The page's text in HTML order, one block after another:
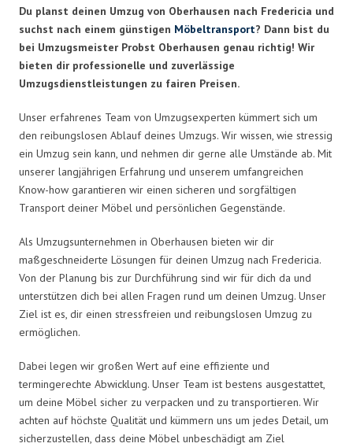
Du planst deinen Umzug von Oberhausen nach Fredericia und
suchst nach einem günstigen Möbeltransport? Dann bist du
bei Umzugsmeister Probst Oberhausen genau richtig! Wir
bieten dir professionelle und zuverlässige
Umzugsdienstleistungen zu fairen Preisen.
Unser erfahrenes Team von Umzugsexperten kümmert sich um
den reibungslosen Ablauf deines Umzugs. Wir wissen, wie stressig
ein Umzug sein kann, und nehmen dir gerne alle Umstände ab. Mit
unserer langjährigen Erfahrung und unserem umfangreichen
Know-how garantieren wir einen sicheren und sorgfältigen
Transport deiner Möbel und persönlichen Gegenstände.
Als Umzugsunternehmen in Oberhausen bieten wir dir
maßgeschneiderte Lösungen für deinen Umzug nach Fredericia.
Von der Planung bis zur Durchführung sind wir für dich da und
unterstützen dich bei allen Fragen rund um deinen Umzug. Unser
Ziel ist es, dir einen stressfreien und reibungslosen Umzug zu
ermöglichen.
Dabei legen wir großen Wert auf eine effiziente und
termingerechte Abwicklung. Unser Team ist bestens ausgestattet,
um deine Möbel sicher zu verpacken und zu transportieren. Wir
achten auf höchste Qualität und kümmern uns um jedes Detail, um
sicherzustellen, dass deine Möbel unbeschädigt am Ziel